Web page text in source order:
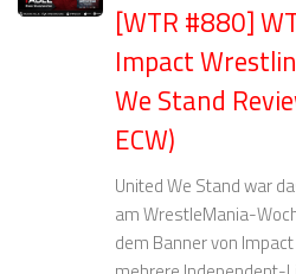
[WTR #880]
Impact
We Stand
ECW)
United We Stand war
am WrestleMania-
dem Banner von